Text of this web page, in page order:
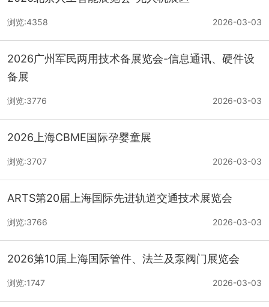
2026-03-03
浏览:4358
2026广州军民两用技术备展览会-信息通讯、硬件设
备展
2026-03-03
浏览:3776
2026上海CBME国际孕婴童展
2026-03-03
浏览:3707
ARTS第20届上海国际先进轨道交通技术展览会
2026-03-03
浏览:3766
2026第10届上海国际管件、法兰及泵阀门展览会
2026-03-03
浏览:1747